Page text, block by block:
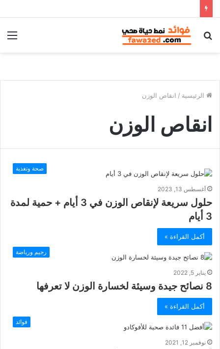
بحث
الرئيسية / انقاص الوزن
انقاص الوزن
صحة وتغذية
أغسطس 13, 2023
حلول سريعة لإنقاص الوزن في 3 أيام + حمية لمدة
3 أيام
أكمل القراءة »
رجيم ورياضة
يناير 5, 2022
8 نصائح جيدة وسيئة لخسارة الوزن لا تعرفها
أكمل القراءة »
فوائد
نوفمبر 12, 2021